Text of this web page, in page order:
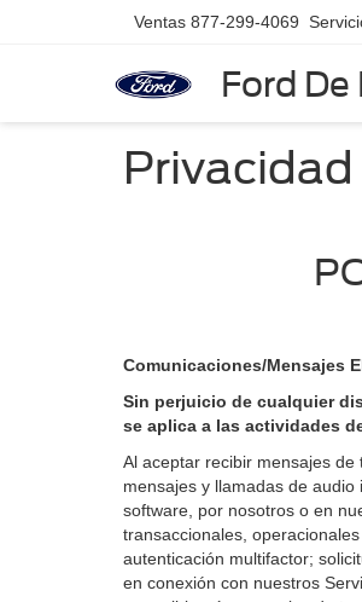
Ford
Ventas 877-299-4069
Privacidad
Comunicaciones/Mensajes
Sin perjuicio de cualquier
se aplica a las actividades
Al aceptar recibir mensajes
mensajes y llamadas de
software, por nosotros o en
transaccionales,
autenticación multifactor;
en conexión con nuestros